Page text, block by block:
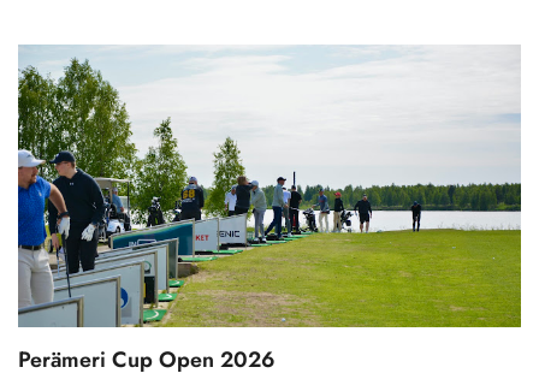
Perämeri Cup Open 2026